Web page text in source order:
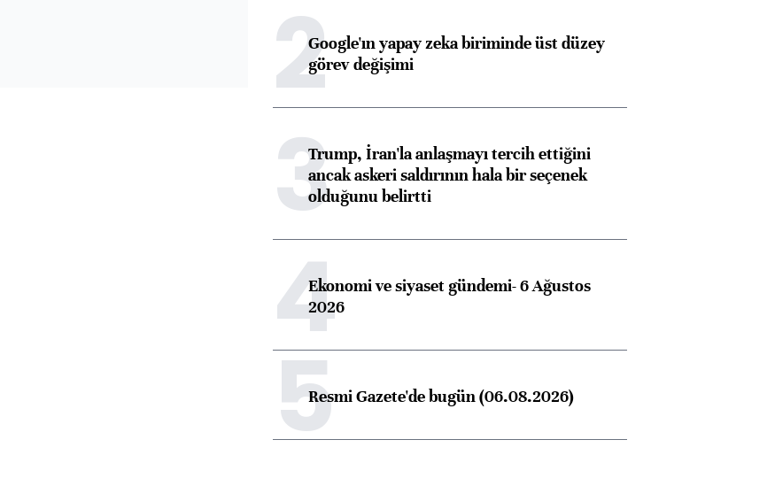
2Google'ın yapay zeka biriminde üst düzey
görev değişimi
3Trump, İran'la anlaşmayı tercih ettiğini
ancak askeri saldırının hala bir seçenek
olduğunu belirtti
4Ekonomi ve siyaset gündemi- 6 Ağustos
2026
5Resmi Gazete'de bugün (06.08.2026)